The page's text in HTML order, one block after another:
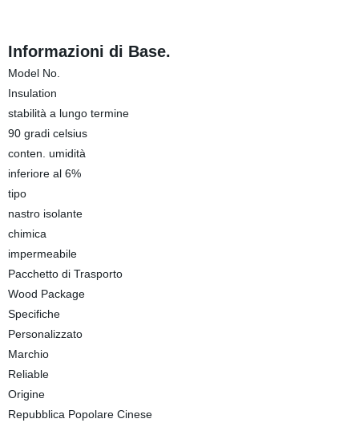
Informazioni di Base.
Model No.
Insulation
stabilità a lungo termine
90 gradi celsius
conten. umidità
inferiore al 6%
tipo
nastro isolante
chimica
impermeabile
Pacchetto di Trasporto
Wood Package
Specifiche
Personalizzato
Marchio
Reliable
Origine
Repubblica Popolare Cinese